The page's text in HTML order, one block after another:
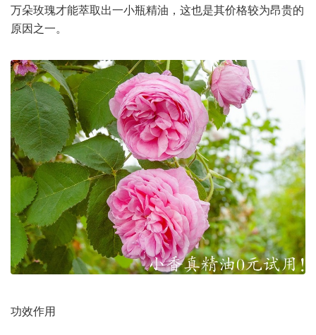
万朵玫瑰才能萃取出一小瓶精油，这也是其价格较为昂贵的
原因之一。
功效作用